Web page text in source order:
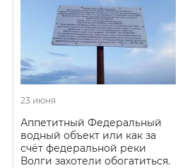
23 июня
Аппетитный Федеральный
водный объект или как за
счёт федеральной реки
Волги захотели обогатиться.